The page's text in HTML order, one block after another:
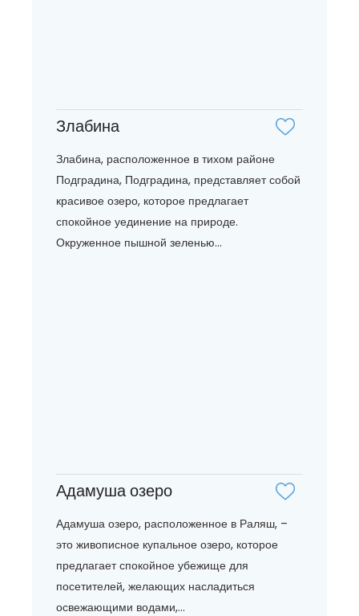
Злабина
Злабина, расположенное в тихом районе
Подградина, Подградина, представляет собой
красивое озеро, которое предлагает
спокойное уединение на природе.
Окруженное пышной зеленью...
Адамуша озеро
Адамуша озеро, расположенное в Раляш, –
это живописное купальное озеро, которое
предлагает спокойное убежище для
посетителей, желающих насладиться
освежающими водами,...